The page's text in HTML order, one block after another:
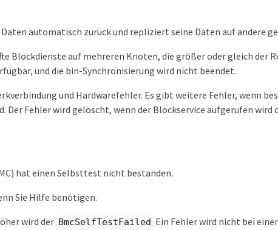
automatisch zurück und repliziert seine Daten auf andere
Blockdienste auf mehreren Knoten, die größer oder gleich der
und die bin-Synchronisierung wird nicht beendet.
und Hardwarefehler. Es gibt weitere Fehler, wenn
Fehler wird gelöscht, wenn der Blockservice aufgerufen wird
hat einen Selbsttest nicht bestanden.
Sie Hilfe benötigen.
wird der BmcSelfTestFailed Ein Fehler wird nicht bei